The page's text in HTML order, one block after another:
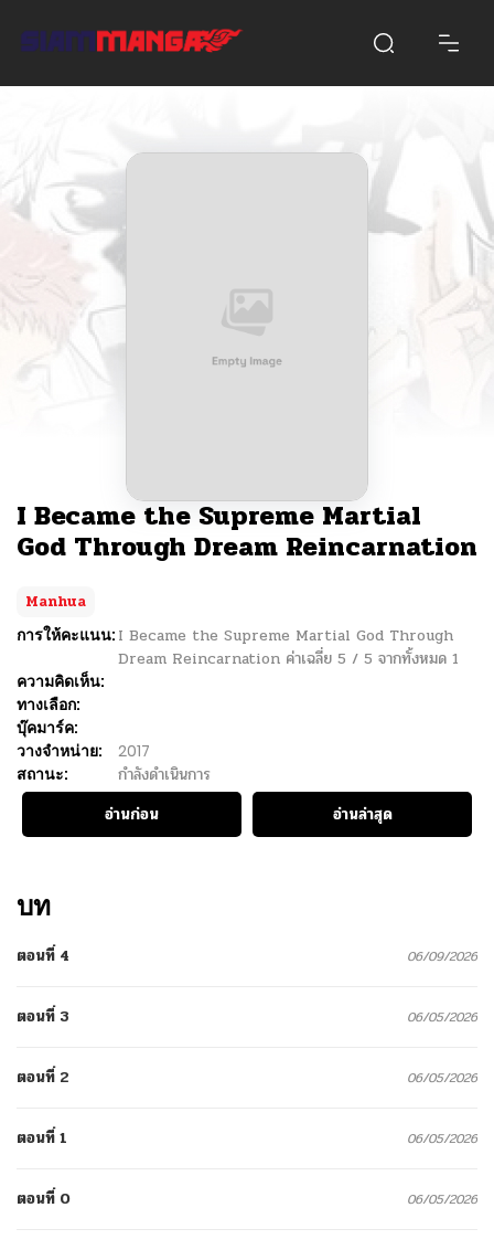
I Became the Supreme Martial
God Through Dream Reincarnation
Manhua
การให้คะแนน: I Became the Supreme Martial God Through
Dream Reincarnation ค่าเฉลี่ย 5 / 5 จากทั้งหมด 1
ความคิดเห็น:
ทางเลือก:
บุ๊คมาร์ค:
วางจำหน่าย:
2017
สถานะ:
กำลังดำเนินการ
อ่านก่อน
อ่านล่าสุด
บท
ตอนที่ 4 06/09/2026
ตอนที่ 3 06/05/2026
ตอนที่ 2 06/05/2026
ตอนที่ 1 06/05/2026
ตอนที่ 0 06/05/2026